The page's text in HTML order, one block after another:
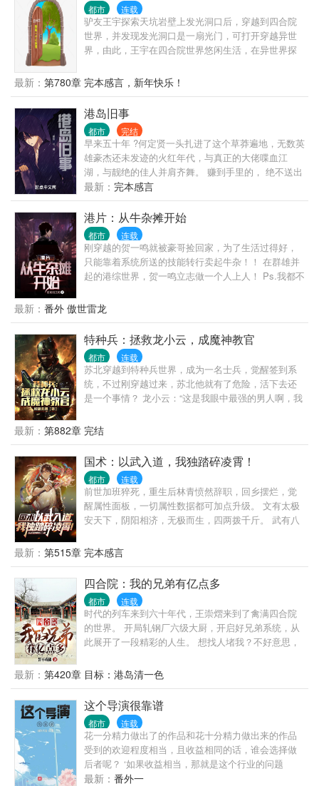
都市 连载
驴友王宇探索天坑岩壁上发光洞口后，穿越到四合院
世界，并发现发光洞口是一扇光门，可打开穿越异世
界，由此，王宇在四合院世界悠闲生活，在异世界探
最新： 第780章 完本感言，新年快乐！
港岛旧事
都市 完结
早来五十年 ?何定贤一头扎进了这个草莽遍地，无数英
雄豪杰还未发迹的火红年代，与真正的大佬喋血江
湖，与靓绝的佳人并肩齐舞。 赚到手里的， 绝不送出
去！
最新： 完本感言
港片：从牛杂摊开始
都市 连载
刚穿越的贺一鸣就被豪哥捡回家，为了生活过得好，
只能靠着系统所送的技能转行卖起牛杂！！ 在群雄并
起的港综世界，贺一鸣立志做一个人上人！ Ps.我都不
最新： 番外 傲世雷龙
特种兵：拯救龙小云，成魔神教官
都市 连载
苏北穿越到特种兵世界，成为一名士兵，觉醒签到系
统，不过刚穿越过来，苏北他就有了危险，活下去还
是一个事情？ 龙小云：“这是我眼中最强的男人啊，我
冷锋：“这射击距离，这还是人吗？我要认当我的大
哥...” 何志军：“千万不能让这小子退役...” 多年后，外
国一听到是苏北，连打都不打了，立即撤退.. 苏北的
故事可以用传奇来形容了。
最新： 第882章 完结
国术：以武入道，我独踏碎凌霄！
都市 连载
前世加班猝死，重生后林青愤然辞职，回乡摆烂，觉
醒属性面板，一切属性数据都可加点升级。 文有太极
安天下，阴阳相济，无极而生，四两拨千斤。 武有八
金刚功+长寿功=炁体源流！ 被誉为术之尽头的炁体源
流练至满级，可洗尽铅华，化身成圣！ 八卦掌，形意
拳，心意把，武当三十六功…… 当原本想回村摆烂的
林青走上了一条探究生命终极形态的道路之时，才发
现人这一辈子，经历的一切大起大落，全部皆为昙花
一现。
最新： 第515章 完本感言
四合院：我的兄弟有亿点多
都市 连载
时代的列车来到六十年代，王崇熠来到了禽满四合院
的世界。 开局轧钢厂六级大厨，开启好兄弟系统，从
此展开了一段精彩的人生。 想找人堵我？不好意思，
弟！ 想去街道办举报我？不好意思，街道办主任我兄
弟！ 王崇熠一杯小酒，一口美食，没事逗逗小娇妻。
但事情总是来在他。 既然如此，那就别怪我不客气！
在这个风起云涌的时代，王崇熠带着一众兄弟，笑看
风云起。 蓦然回首，王崇熠成为了搅弄风云的人！
最新： 第420章 目标：港岛清一色
这个导演很靠谱
都市 连载
花一分精力做出了的作品和花十分精力做出来的作品
受到的欢迎程度相当，且收益相同的话，谁会选择做
后者呢？ ‘如果收益相当，那就是这个行业的问题
了！’——沈长林
最新： 番外一